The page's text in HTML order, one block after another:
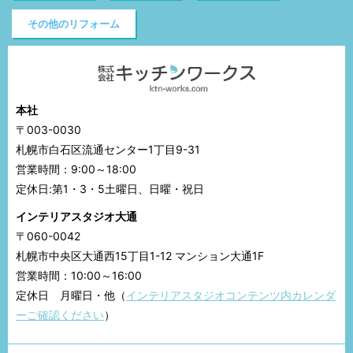
その他のリフォーム
本社
〒003-0030
札幌市白石区流通センター1丁目9-31
営業時間：9:00～18:00
定休日:第1・3・5土曜日、日曜・祝日
インテリアスタジオ大通
〒060-0042
札幌市中央区大通西15丁目1-12 マンション大通1F
営業時間：10:00～16:00
定休日 月曜日・他（インテリアスタジオコンテンツ内カレンダ
ーご確認ください）